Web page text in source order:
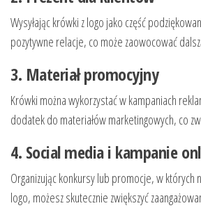
Wysyłając krówki z logo jako część
pozytywne relacje, co może zaowocować
3. Materiał promocyjny
Krówki można wykorzystać w kampaniach
dodatek do materiałów marketingowych, co
4. Social media i kampanie
Organizując konkursy lub promocje, w których
logo, możesz skutecznie zwiększyć